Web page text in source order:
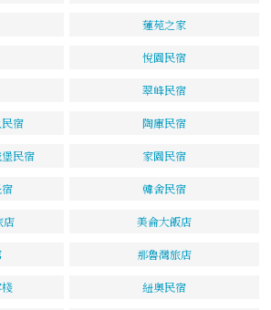
蓮苑之家
悅園民宿
翠峰民宿
宿 陶庫民宿
民宿 家園民宿
韓舍民宿
店 美侖大飯店
那魯灣旅店
紐奧民宿